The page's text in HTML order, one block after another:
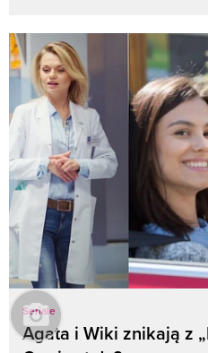
Seriale
Agata i Wiki znikają z